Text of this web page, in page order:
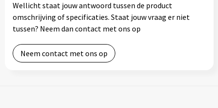
Wellicht staat jouw antwoord tussen de product
omschrijving of specificaties. Staat jouw vraag er niet
tussen? Neem dan contact met ons op
Neem contact met ons op